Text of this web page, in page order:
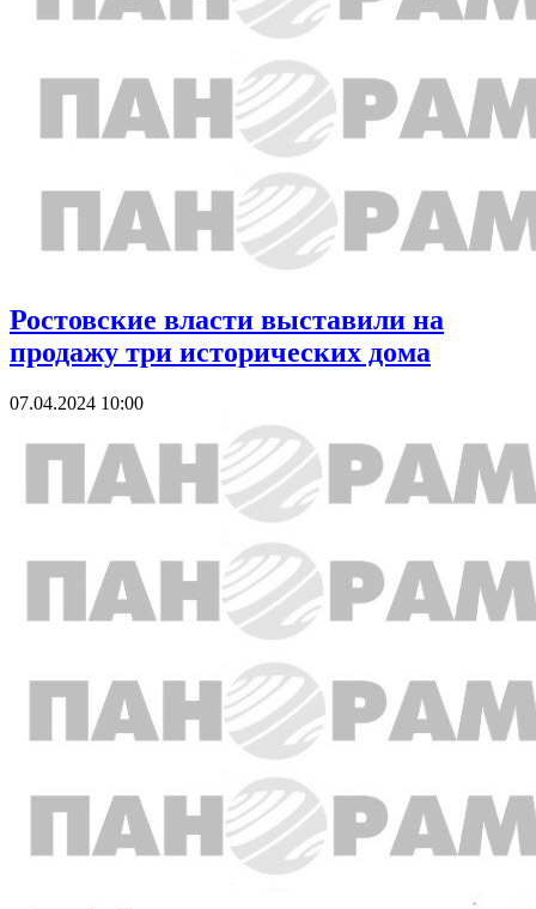
Ростовские власти выставили на
продажу три исторических дома
07.04.2024 10:00